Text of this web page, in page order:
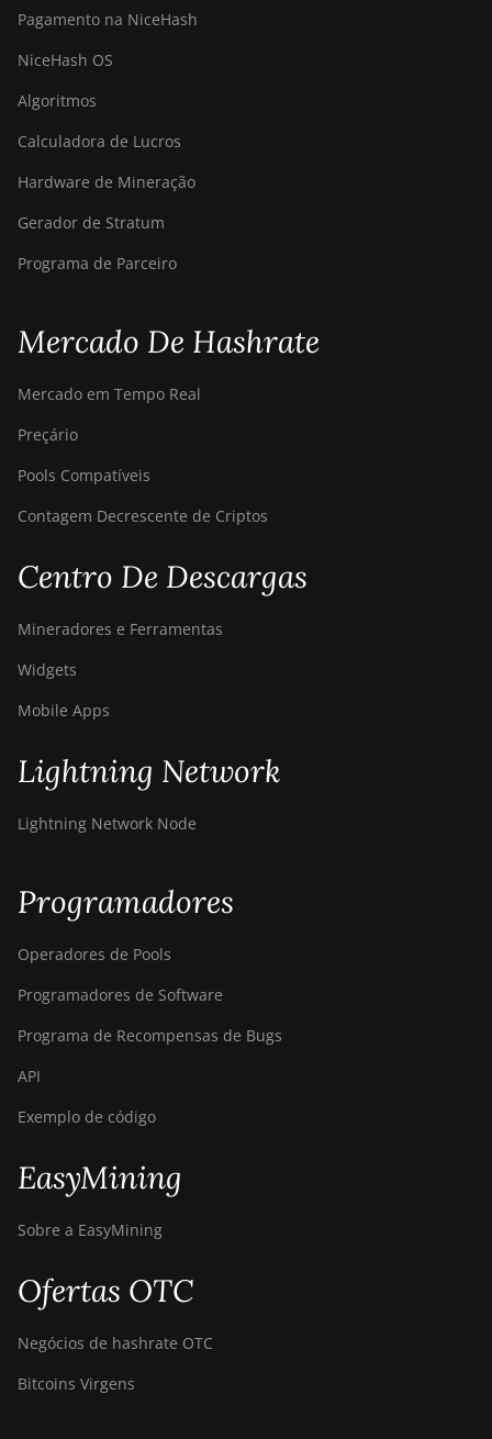
Pagamento na NiceHash
NiceHash OS
Algoritmos
Calculadora de Lucros
Hardware de Mineração
Gerador de Stratum
Programa de Parceiro
Mercado De Hashrate
Mercado em Tempo Real
Preçário
Pools Compatíveis
Contagem Decrescente de Criptos
Centro De Descargas
Mineradores e Ferramentas
Widgets
Mobile Apps
Lightning Network
Lightning Network Node
Programadores
Operadores de Pools
Programadores de Software
Programa de Recompensas de Bugs
API
Exemplo de código
EasyMining
Sobre a EasyMining
Ofertas OTC
Negócios de hashrate OTC
Bitcoins Virgens